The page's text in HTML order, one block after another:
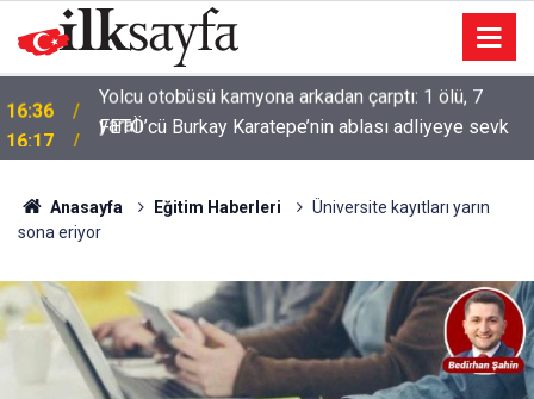
16:17
FETÖ’cü Burkay Karatepe’nin ablası adliyeye sevk
edildi
Anasayfa Eğitim Haberleri
Üniversite kayıtları yarın
sona eriyor